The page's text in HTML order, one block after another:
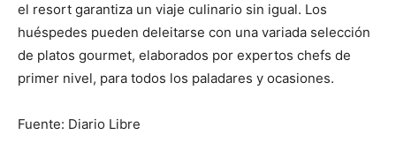
el resort garantiza un viaje culinario sin igual. Los
huéspedes pueden deleitarse con una variada selección
de platos gourmet, elaborados por expertos chefs de
primer nivel, para todos los paladares y ocasiones.
Fuente: Diario Libre